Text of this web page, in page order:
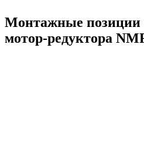
Монтажные позиции
мотор-редуктора